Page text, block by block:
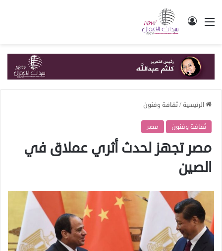
القائمة تسجيل الدخول
الرئيسية/ثقافة وفنون
ثقافة وفنون مصر
مصر تجهز لحدث أثري عملاق في
الصين